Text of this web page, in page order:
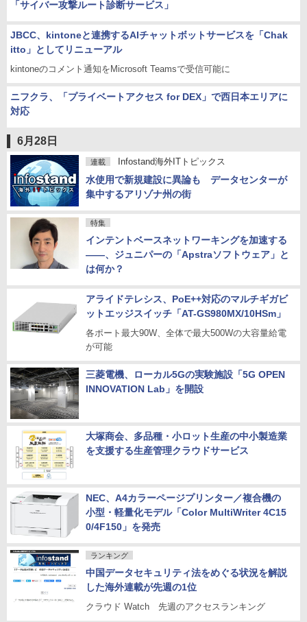
「サイバー攻撃ルート診断サービス」
JBCC、kintoneと連携するAIチャットボットサービスを「Chak
itto」としてリニューアル
kintoneのコメント通知をMicrosoft Teamsで受信可能に
ニフクラ、「プライベートアクセス for DEX」で西日本エリアに
対応
6月28日
連載 Infostand海外ITトピックス
水使用で新規建設に異論も データセンターが
集中するアリゾナ州の街
特集
インテントベースネットワーキングを加速する
――、ジュニパーの「Apstraソフトウェア」と
は何か？
アライドテレシス、PoE++対応のマルチギガビ
ットエッジスイッチ「AT-GS980MX/10HSm」
各ポート最大90W、全体で最大500Wの大容量給電
が可能
三菱電機、ローカル5Gの実験施設「5G OPEN
INNOVATION Lab」を開設
大塚商会、多品種・小ロット生産の中小製造業
を支援する生産管理クラウドサービス
NEC、A4カラーページプリンター／複合機の
小型・軽量化モデル「Color MultiWriter 4C15
0/4F150」を発売
ランキング
中国データセキュリティ法をめぐる状況を解説
した海外連載が先週の1位
クラウド Watch 先週のアクセスランキング